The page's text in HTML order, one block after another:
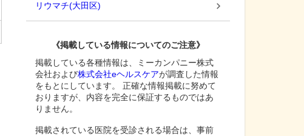
リウマチ(大田区)
《掲載している情報についてのご注意》
掲載している各種情報は、ミーカンパニー株式
会社および株式会社eヘルスケアが調査した情報
をもとにしています。 正確な情報掲載に努めて
おりますが、内容を完全に保証するものではあ
りません。
掲載されている医院を受診される場合は、事前